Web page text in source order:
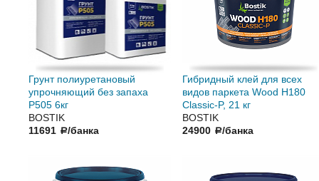
Грунт полиуретановый
упрочняющий без запаха
P505 6кг
BOSTIK
11691 a/банка
Гибридный клей для всех
видов паркета Wood H180
Classic-P, 21 кг
BOSTIK
24900 a/банка